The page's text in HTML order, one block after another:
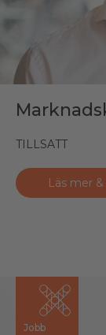
TILLSATT
Läs mer
Jobb